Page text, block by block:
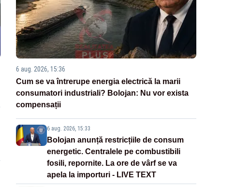
6 aug. 2026, 15:36
Cum se va întrerupe energia electrică la marii
consumatori industriali? Bolojan: Nu vor exista
compensații
6 aug. 2026, 15:33
Bolojan anunță restricțiile de consum
energetic. Centralele pe combustibili
fosili, repornite. La ore de vârf se va
apela la importuri - LIVE TEXT